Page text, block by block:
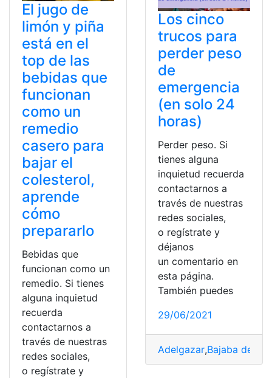
El jugo de
limón y piña
está en el
top de las
bebidas que
funcionan
como un
remedio
casero para
bajar el
colesterol,
aprende
cómo
prepararlo
Bebidas que
funcionan como un
remedio. Si tienes
alguna inquietud
recuerda
contactarnos a
través de nuestras
redes sociales,
o regístrate y
Los cinco
trucos para
perder peso
de
emergencia
(en solo 24
horas)
Perder peso. Si
tienes alguna
inquietud recuerda
contactarnos a
través de nuestras
redes sociales,
o regístrate y
déjanos
un comentario en
esta página.
También puedes
29/06/2021
Adelgazar,Bajaba de